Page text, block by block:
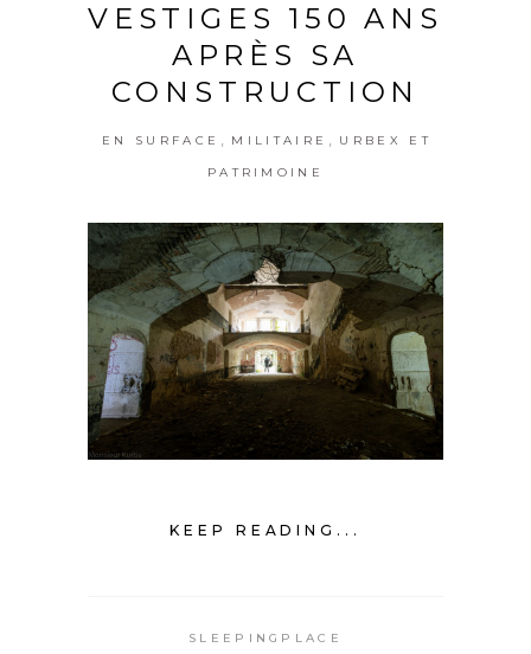
VESTIGES 150 ANS
APRÈS SA
CONSTRUCTION
EN SURFACE MILITAIRE URBEX ET
PATRIMOINE
KEEP READING...
SLEEPINGPLACE